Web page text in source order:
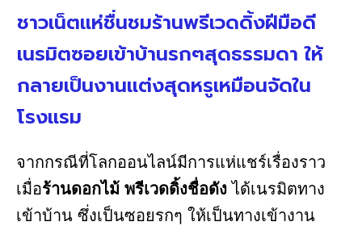
ชาวเน็ตแห่ชื่นชมร้านพรีเวดดิ้งฝีมือดี
เนรมิตซอยเข้าบ้านรกๆสุดธรรมดา ให้
กลายเป็นงานแต่งสุดหรูเหมือนจัดใน
โรงแรม
จากกรณีที่โลกออนไลน์มีการแห่แชร์เรื่องราว
เมื่อร้านดอกไม้ พรีเวดดิ้งชื่อดัง ได้เนรมิตทาง
เข้าบ้าน ซึ่งเป็นซอยรกๆ ให้เป็นทางเข้างาน